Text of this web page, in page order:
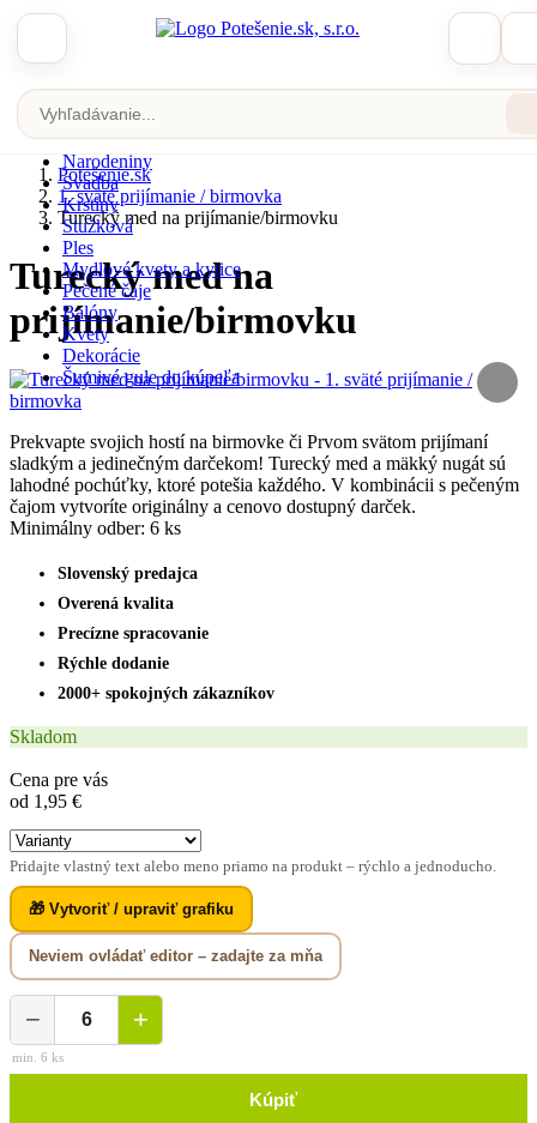
Zobraziť katalóg
Potešenie.sk
1. sväté prijímanie / birmovka
Turecký med na prijímanie/birmovku
Veľká noc
Narodeniny
Svadba
Krstiny
Stužková
Ples
Mydlové kvety a kytice
Pečené čaje
Balóny
Kvety
Dekorácie
Šumivé gule do kúpeľa
Potešenie.sk
1. sväté prijímanie / birmovka
Turecký med na prijímanie/birmovku
Turecký med na
prijímanie/birmovku
Prekvapte svojich hostí na birmovke či Prvom svätom prijímaní
sladkým a jedinečným darčekom! Turecký med a mäkký nugát sú
lahodné pochúťky, ktoré potešia každého. V kombinácii s pečeným
čajom vytvoríte originálny a cenovo dostupný darček.
Minimálny odber: 6 ks
Slovenský predajca
Overená kvalita
Precízne spracovanie
Rýchle dodanie
2000+ spokojných zákazníkov
Skladom
Cena pre vás
od 1,95 €
Pridajte vlastný text alebo meno priamo na produkt – rýchlo a jednoducho.
🎁 Vytvoriť / upraviť grafiku
Neviem ovládať editor – zadajte za mňa
− +
min. 6 ks
Kúpiť